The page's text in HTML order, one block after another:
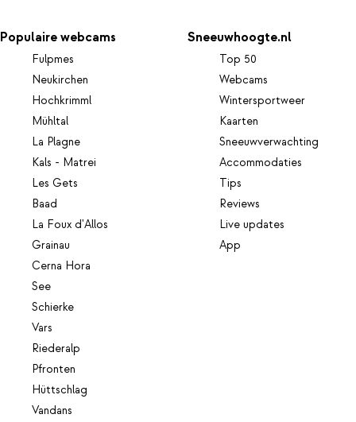
Populaire webcams
Fulpmes
Neukirchen
Hochkrimml
Mühltal
La Plagne
Kals - Matrei
Les Gets
Baad
La Foux d'Allos
Grainau
Cerna Hora
See
Schierke
Vars
Riederalp
Pfronten
Hüttschlag
Vandans
Sneeuwhoogte.nl
Top 50
Webcams
Wintersportweer
Kaarten
Sneeuwverwachting
Accommodaties
Tips
Reviews
Live updates
App